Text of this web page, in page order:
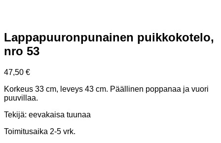
Lappapuuronpunainen puikkokotelo,
nro 53
47,50 €
Korkeus 33 cm, leveys 43 cm. Päällinen poppanaa ja vuori
puuvillaa.
Tekijä: eevakaisa tuunaa
Toimitusaika 2-5 vrk.